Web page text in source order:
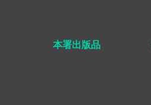
本署出版品